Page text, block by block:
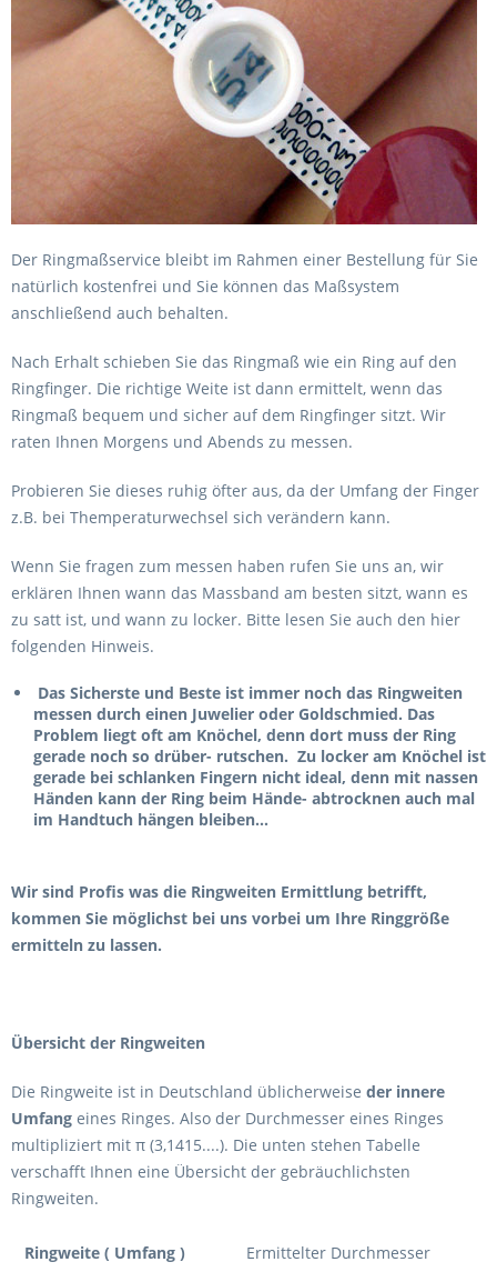
Der Ringmaßservice bleibt im Rahmen einer Bestellung für Sie
natürlich kostenfrei und Sie können das Maßsystem
anschließend auch behalten.
Nach Erhalt schieben Sie das Ringmaß wie ein Ring auf den
Ringfinger. Die richtige Weite ist dann ermittelt, wenn das
Ringmaß bequem und sicher auf dem Ringfinger sitzt. Wir
raten Ihnen Morgens und Abends zu messen.
Probieren Sie dieses ruhig öfter aus, da der Umfang der Finger
z.B. bei Themperaturwechsel sich verändern kann.
Wenn Sie fragen zum messen haben rufen Sie uns an, wir
erklären Ihnen wann das Massband am besten sitzt, wann es
zu satt ist, und wann zu locker. Bitte lesen Sie auch den hier
folgenden Hinweis.
Das Sicherste und Beste ist immer noch das Ringweiten
messen durch einen Juwelier oder Goldschmied. Das
Problem liegt oft am Knöchel, denn dort muss der Ring
gerade noch so drüber- rutschen. Zu locker am Knöchel ist
gerade bei schlanken Fingern nicht ideal, denn mit nassen
Händen kann der Ring beim Hände- abtrocknen auch mal
im Handtuch hängen bleiben...
Wir sind Profis was die Ringweiten Ermittlung betrifft,
kommen Sie möglichst bei uns vorbei um Ihre Ringgröße
ermitteln zu lassen.
Übersicht der Ringweiten
Die Ringweite ist in Deutschland üblicherweise der innere
Umfang eines Ringes. Also der Durchmesser eines Ringes
multipliziert mit π (3,1415....). Die unten stehen Tabelle
verschafft Ihnen eine Übersicht der gebräuchlichsten
Ringweiten.
Ringweite ( Umfang )
Ermittelter Durchmesser